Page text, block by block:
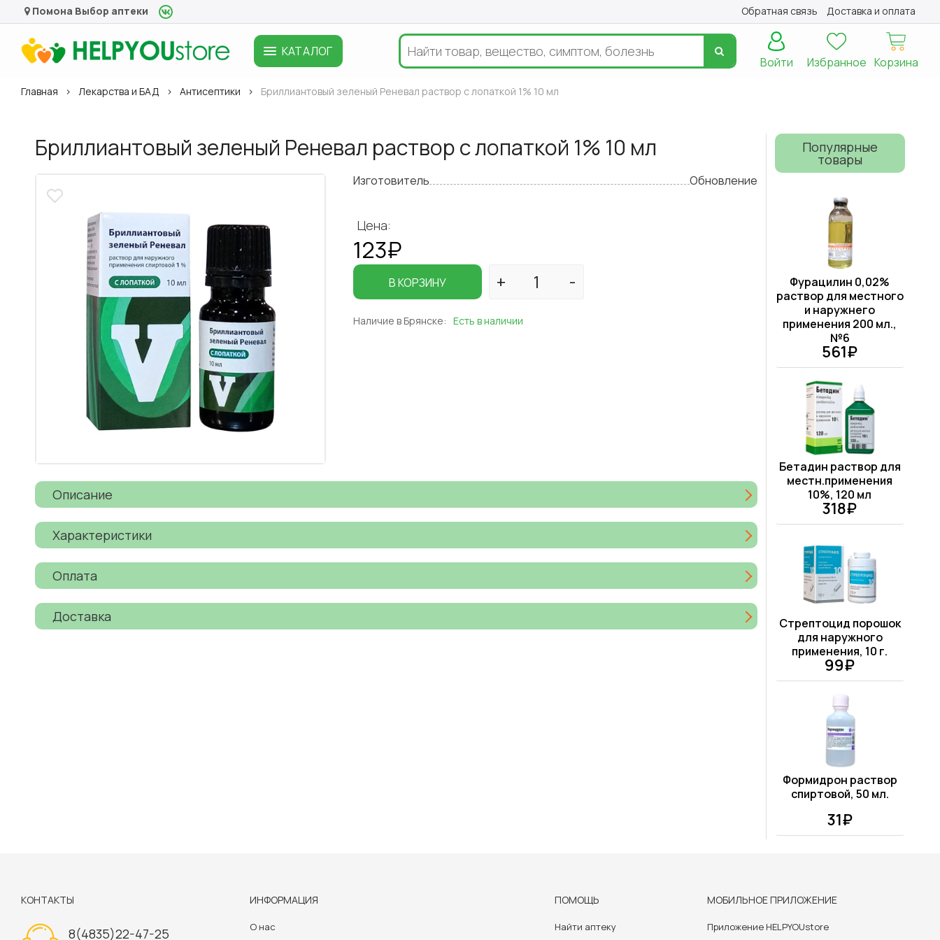
Помона Выбор аптеки Обратная связь Доставка и оплата
КАТАЛОГ
Корзина
Избранное
Войти
Главная Лекарства и БАД Антисептики Бриллиантовый зеленый Реневал раствор с лопаткой 1% 10 мл
Бриллиантовый зеленый Реневал раствор с лопаткой 1% 10 мл
Изготовитель Обновление
Цена:
123₽
В КОРЗИНУ
Наличие в Брянске: Есть в наличии
Описание
Характеристики
Оплата
Доставка
Популярные
товары
Фурацилин 0,02%
раствор для местного
и наружнего
применения 200 мл.,
№6
561₽
Бетадин раствор для
местн.применения
10%, 120 мл
318₽
Стрептоцид порошок
для наружного
применения, 10 г.
99₽
Формидрон раствор
спиртовой, 50 мл.
31₽
КОНТАКТЫ
8(4835)22-47-25
ИНФОРМАЦИЯ
О нас
ПОМОЩЬ
Найти аптеку
МОБИЛЬНОЕ ПРИЛОЖЕНИЕ
Приложение HELPYOUstore